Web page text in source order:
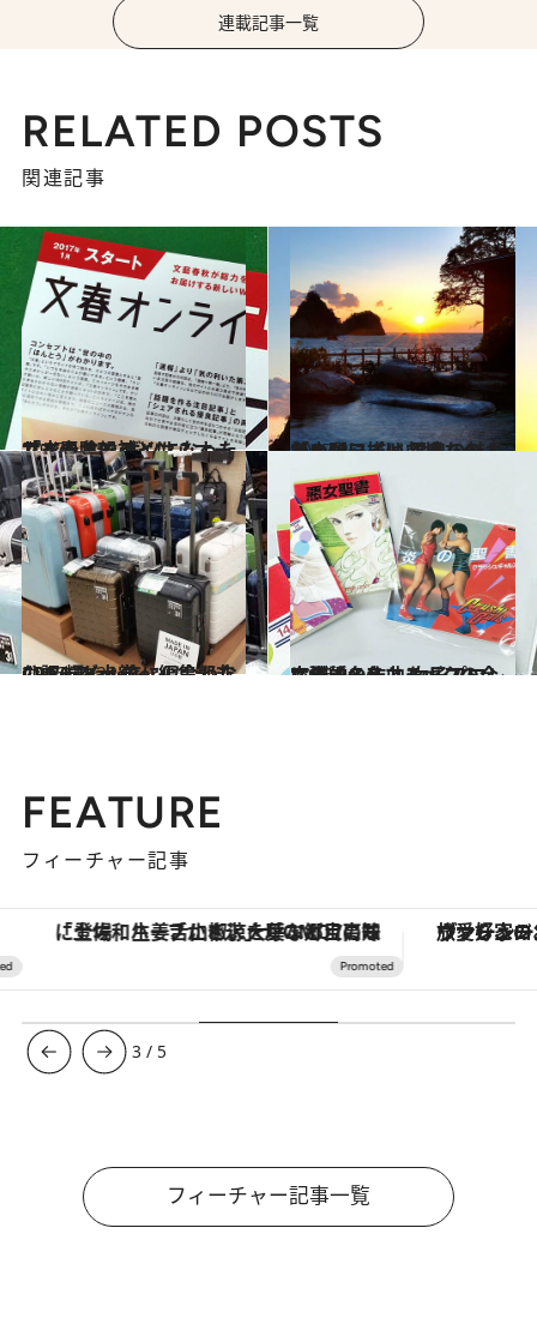
連載記事一覧
RELATED POSTS
関連記事
2017.1.25
「文春オンライン」オープンの陰で ボツになったサイト名候補とは？
カルチャー 2017.2.2
「土曜ワイド劇場」の人気シリーズは 温泉の魅力をいかに描いてきたのか？
カルチャー
2016.11.23
CREA Traveller編集部非公認 輝く！旅に似合わないバッグ大賞
カルチャー 2016.12.4
レディースコミックの金字塔的名作と 女子プロレス歌謡の名曲をギフトに！
カルチャー
FEATURE
フィーチャー記事
「土佐和ハーブかき氷」がOMO7高知に登場！生姜、山椒、大葉など目にも舌にも涼を呼ぶ郷土の味 ヴァシュロン・コンスタンタ
3 / 5
フィーチャー記事一覧